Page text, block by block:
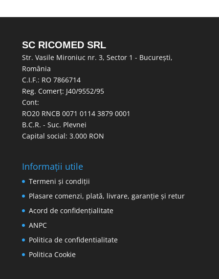
SC RICOMED SRL
Str. Vasile Mironiuc nr. 3, Sector 1 - București,
România
C.I.F.: RO 7866714
Reg. Comerț: J40/9552/95
Cont:
RO20 RNCB 0071 0114 3879 0001
B.C.R. - Suc. Plevnei
Capital social: 3.000 RON
Informații utile
Termeni și condiții
Plasare comenzi, plată, livrare, garanție și retur
Acord de confidențialitate
ANPC
Politica de confidentialitate
Politica Cookie